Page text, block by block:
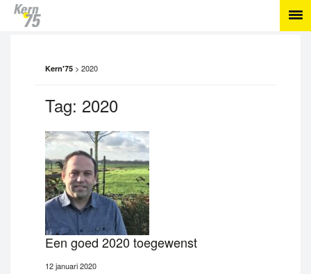
Kern'75 > 2020
Tag: 2020
Een goed 2020 toegewenst
12 januari 2020